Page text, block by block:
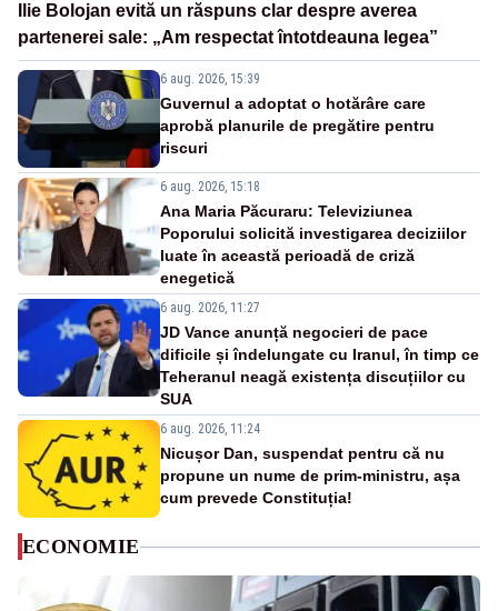
Ilie Bolojan evită un răspuns clar despre averea
partenerei sale: „Am respectat întotdeauna legea”
6 aug. 2026, 15:39
Guvernul a adoptat o hotărâre care
aprobă planurile de pregătire pentru
riscuri
6 aug. 2026, 15:18
Ana Maria Păcuraru: Televiziunea
Poporului solicită investigarea deciziilor
luate în această perioadă de criză
enegetică
6 aug. 2026, 11:27
JD Vance anunță negocieri de pace
dificile și îndelungate cu Iranul, în timp ce
Teheranul neagă existența discuțiilor cu
SUA
6 aug. 2026, 11:24
Nicușor Dan, suspendat pentru că nu
propune un nume de prim-ministru, așa
cum prevede Constituția!
ECONOMIE